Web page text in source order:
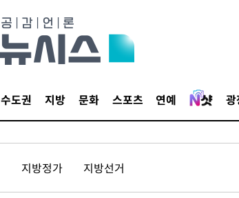
수도권 지방 문화 스포츠 연예
지방정가 지방선거